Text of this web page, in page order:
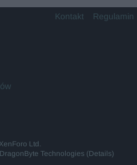
Kontakt Regulamin
Ltd.
DragonByte Technologies(Details)